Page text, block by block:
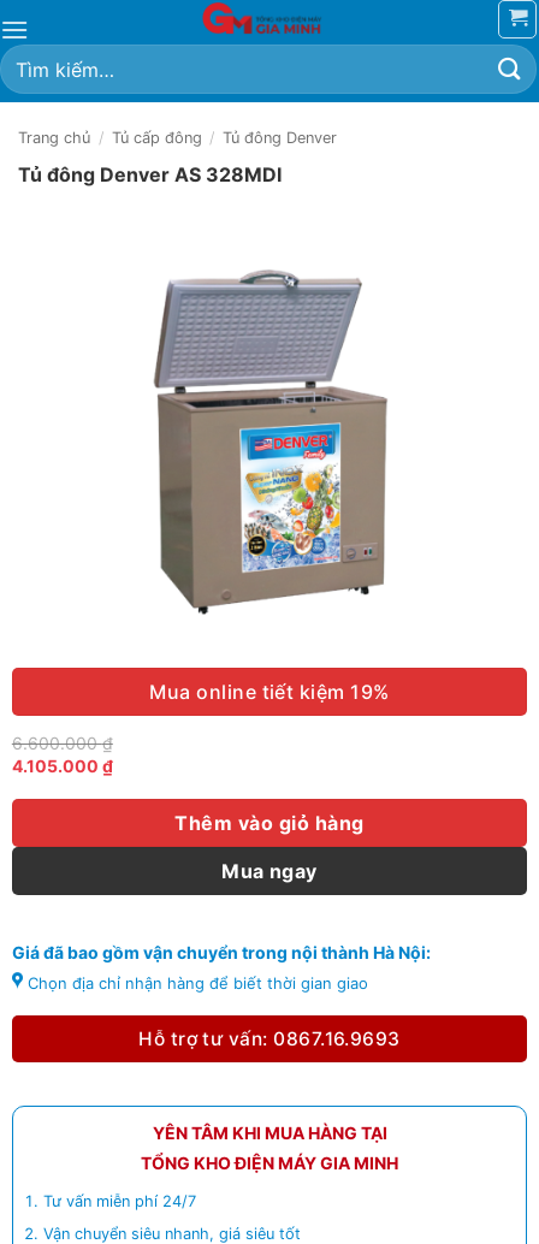
qua
nội
dung
Tìm
kiếm:
Trang chủ / Tủ cấp đông / Tủ đông Denver
Tủ đông Denver AS 328MDI
Mua online tiết kiệm 19%
6.600.000₫
Giá
là:
4.105.000 ₫
Thêm vào giỏ hàng
Mua ngay
Giá đã bao gồm vận chuyển trong nội thành Hà Nội:
Chọn địa chỉ nhận hàng để biết thời gian giao
Hỗ trợ tư vấn: 0867.16.9693
YÊN TÂM KHI MUA HÀNG TẠI
TỔNG KHO ĐIỆN MÁY GIA MINH
Tư vấn miễn phí 24/7
Vận chuyển siêu nhanh, giá siêu tốt